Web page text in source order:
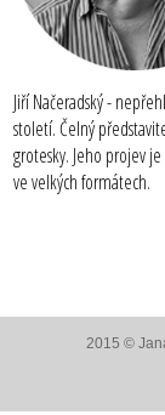
Jiří Načeradský -
století. Čelný
grotesky. Jeho projev
ve velkých formátech.
2015 ©